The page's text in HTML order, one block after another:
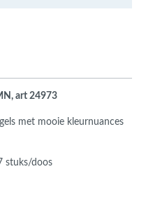
art 24973
met mooie kleurnuances
stuks/doos